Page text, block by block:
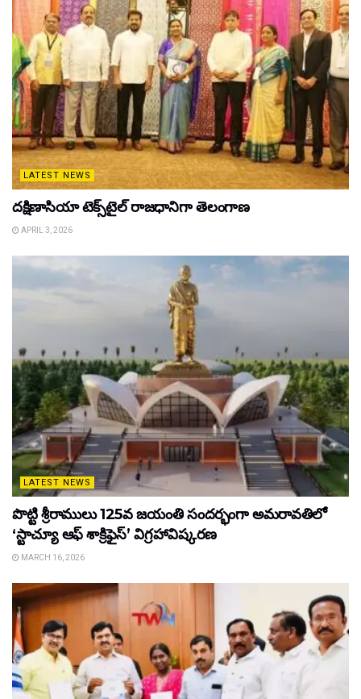
LATEST NEWS
దక్షిణాసియా టెక్స్‌టైల్ రాజధానిగా తెలంగాణ
APRIL 3, 2026
LATEST NEWS
పొట్టి శ్రీరాములు 125వ జయంతి సందర్భంగా అమరావతిలో
‘స్టాచ్యూ ఆఫ్ శాక్రిఫైస్’ విగ్రహావిష్కరణ
MARCH 16, 2026